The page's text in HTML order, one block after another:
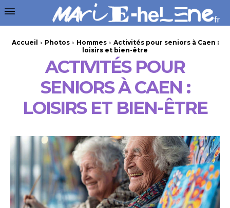
Accueil Photos Hommes
Activités pour seniors à Caen :
loisirs et bien-être
ACTIVITÉS POUR
SENIORS À CAEN :
LOISIRS ET BIEN-ÊTRE